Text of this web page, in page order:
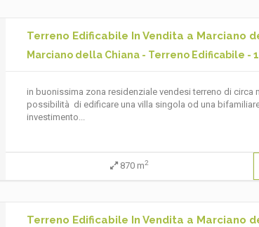
Terreno Edificabile In Vendita a Marciano
Marciano della Chiana - Terreno Edificabile -
in buonissima zona residenziale vendesi terreno di circa
possibilità di edificare una villa singola od una
investimento...
870 m2
Terreno Edificabile In Vendita a Marciano